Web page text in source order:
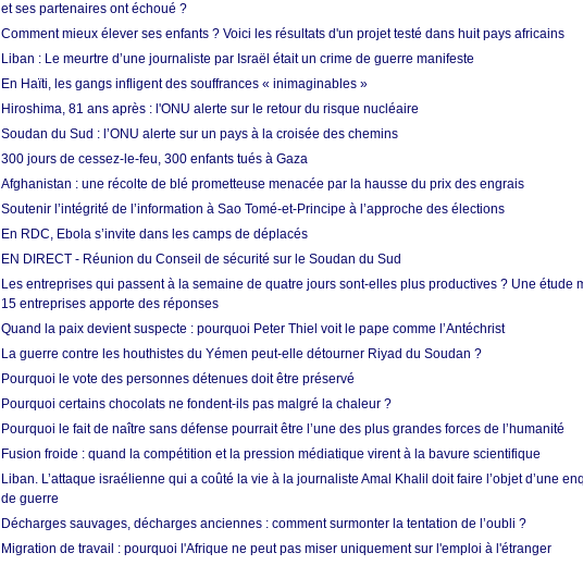
et ses partenaires ont échoué ?
Comment mieux élever ses enfants ? Voici les résultats d'un projet testé dans huit pays africains
Liban : Le meurtre d’une journaliste par Israël était un crime de guerre manifeste
En Haïti, les gangs infligent des souffrances « inimaginables »
Hiroshima, 81 ans après : l'ONU alerte sur le retour du risque nucléaire
Soudan du Sud : l’ONU alerte sur un pays à la croisée des chemins
300 jours de cessez-le-feu, 300 enfants tués à Gaza
Afghanistan : une récolte de blé prometteuse menacée par la hausse du prix des engrais
Soutenir l’intégrité de l’information à Sao Tomé-et-Principe à l’approche des élections
En RDC, Ebola s’invite dans les camps de déplacés
EN DIRECT - Réunion du Conseil de sécurité sur le Soudan du Sud
Les entreprises qui passent à la semaine de quatre jours sont-elles plus productives ? Une étude
15 entreprises apporte des réponses
Quand la paix devient suspecte : pourquoi Peter Thiel voit le pape comme l’Antéchrist
La guerre contre les houthistes du Yémen peut-elle détourner Riyad du Soudan ?
Pourquoi le vote des personnes détenues doit être préservé
Pourquoi certains chocolats ne fondent-ils pas malgré la chaleur ?
Pourquoi le fait de naître sans défense pourrait être l’une des plus grandes forces de l’humanité
Fusion froide : quand la compétition et la pression médiatique virent à la bavure scientifique
Liban. L’attaque israélienne qui a coûté la vie à la journaliste Amal Khalil doit faire l’objet d’une
de guerre
Décharges sauvages, décharges anciennes : comment surmonter la tentation de l’oubli ?
Migration de travail : pourquoi l'Afrique ne peut pas miser uniquement sur l'emploi à l'étranger